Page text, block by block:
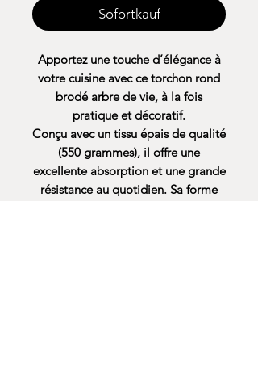
Sofortkauf
Apportez une touche d’élégance à
votre cuisine avec cetorchon rond
brodé arbre de vie, à la fois
pratique et décoratif.
Conçu avec un tissu épais de qualité
(550 grammes), il offre une
excellente absorptionet une grande
résistance au quotidien. Sa forme